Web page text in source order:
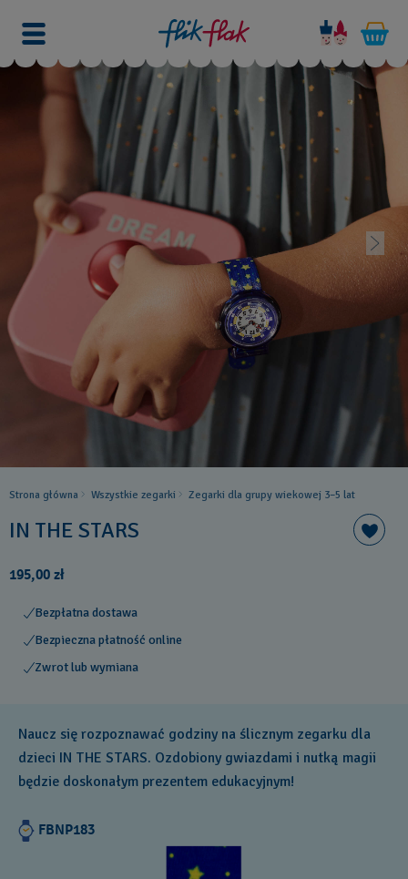
Strona główna Wszystkie zegarki Zegarki dla grupy wiekowej 3–5 lat
IN THE STARS
195,00 zł
Bezpłatna dostawa
Bezpieczna płatność online
Zwrot lub wymiana
Naucz się rozpoznawać godziny na ślicznym zegarku dla
dzieci IN THE STARS. Ozdobiony gwiazdami i nutką magii
będzie doskonałym prezentem edukacyjnym!
FBNP183